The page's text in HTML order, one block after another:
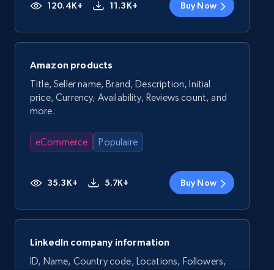
120.4K+ 11.3K+ Buy Now
Amazon products
Title, Seller name, Brand, Description, Initial
price, Currency, Availability, Reviews count, and
more.
eCommerce Populaire
35.3K+ 5.7K+ Buy Now
LinkedIn company information
ID, Name, Country code, Locations, Followers,